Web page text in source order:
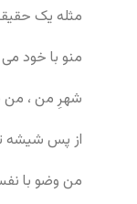
مثله یک
منو با خود
شهرِ من ، من
از پس شیشه
من وضو با